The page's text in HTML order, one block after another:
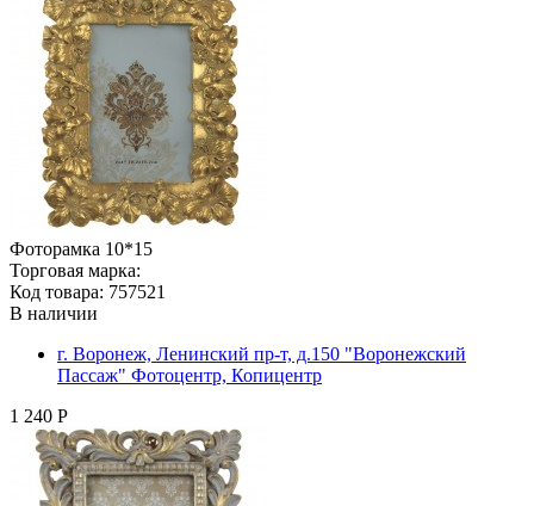
Фоторамка 10*15
Торговая марка:
Код товара: 757521
В наличии
г. Воронеж, Ленинский пр-т, д.150 "Воронежский
Пассаж" Фотоцентр, Копицентр
1 240 Р